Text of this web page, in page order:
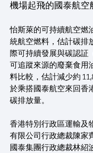
機場起飛的國泰航空
怡斯萊的可持續航空燃
統航空燃料，估計碳排
際可持續發展與碳認証
可追蹤來源的廢棄食用
料比較，估計減少約
於乘搭國泰航空來回香
碳排放量。
香港特別行政區運輸及
有限公司行政總裁陳家
國泰集團行政總裁林紹